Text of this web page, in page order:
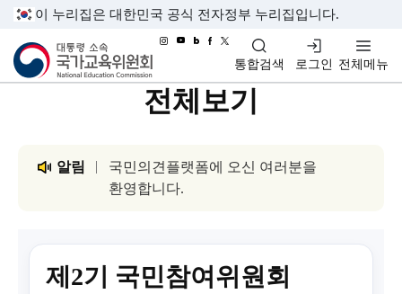
이 누리집은 대한민국 공식 전자정부 누리집입니다.
대통령소속 국가교육위원회
통합검색 로그인 전체메뉴
전체보기
알림
국민의견플랫폼에 오신 여러분을
환영합니다.
제2기 국민참여위원회